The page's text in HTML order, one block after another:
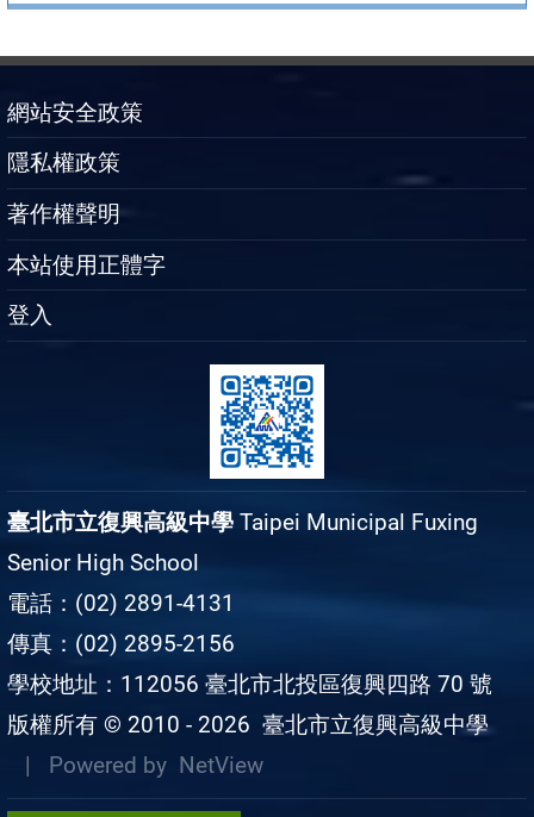
網站安全政策
隱私權政策
著作權聲明
本站使用正體字
登入
臺北市立復興高級中學 Taipei Municipal Fuxing
Senior High School
電話：(02) 2891-4131
傳真：(02) 2895-2156
學校地址：112056 臺北市北投區復興四路 70 號
版權所有 © 2010 - 2026 臺北市立復興高級中學
| Powered by NetView